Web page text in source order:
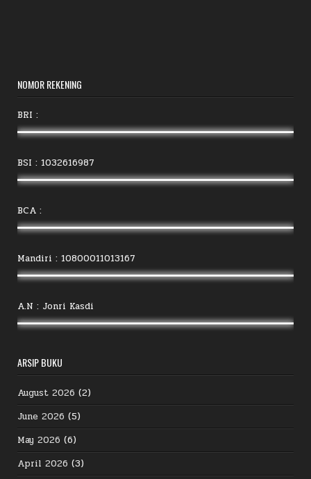
NOMOR REKENING
BRI :
BSI : 1032616987
BCA :
Mandiri : 10800011013167
A.N : Jonri Kasdi
ARSIP BUKU
August 2026 (2)
June 2026 (5)
May 2026 (6)
April 2026 (3)